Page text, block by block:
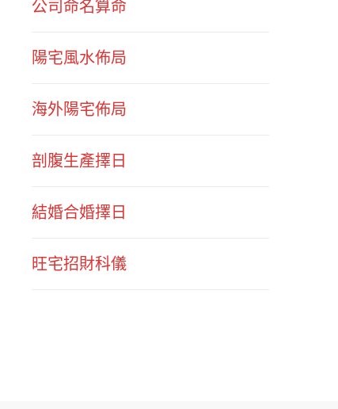
公司命名算命
陽宅風水佈局
海外陽宅佈局
剖腹生產擇日
結婚合婚擇日
旺宅招財科儀